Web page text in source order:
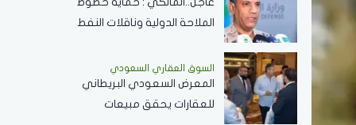
الملاحة الدولية وناقلات النفط
الاقتصاد العالمي
السوق العقاري السعودي
المعرض السعودي البريطاني
للعقارات يحقق مبيعات